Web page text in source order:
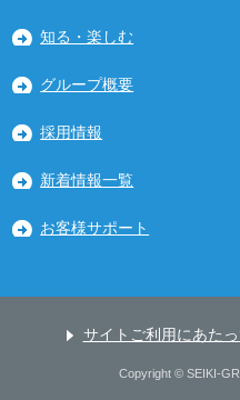
知る・楽しむ
グループ概要
採用情報
新着情報一覧
お客様サポート
サイトご利用にあたっ
Copyright © SEIKI-